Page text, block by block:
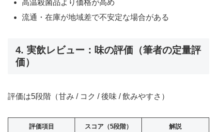
高温殺菌品より価格が高め
流通・在庫が地域差で不安定な場合がある
4. 実飲レビュー：味の評価（筆者の定量評
価）
評価は5段階（甘み / コク / 後味 / 飲みやすさ）
評価項目 スコア（5段階） 解説